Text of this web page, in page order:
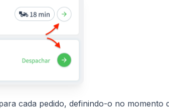
cada pedido, definindo-o no momento